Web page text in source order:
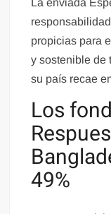
La enviada
propicias para
y sostenible de
su país recae
Los
49%